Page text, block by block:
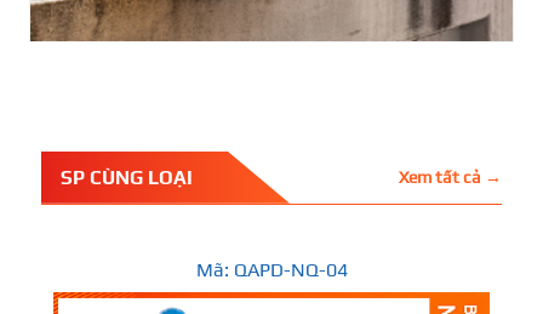
SP CÙNG LOẠI Xem tất cả →
Mã: QAPD-NQ-04